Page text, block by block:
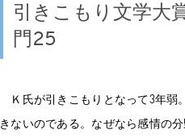
引きこもり文学
門25
Ｋ氏が引きこもりとなって3年
きないのである。なぜなら感情の